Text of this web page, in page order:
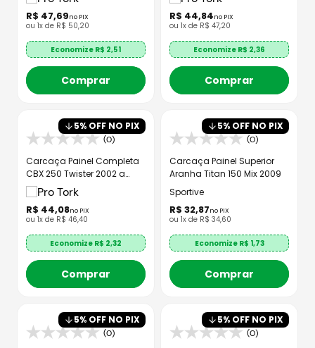
R$ 47,69no PIX
ou 1x de R$ 50,20
Economize R$ 2,51
Comprar
R$ 44,84no PIX
ou 1x de R$ 47,20
Economize R$ 2,36
Comprar
5% OFF NO PIX
(0)
Carcaça Painel Completa
CBX 250 Twister 2002 a
2008 Pro Tork
R$ 44,08no PIX
ou 1x de R$ 46,40
Economize R$ 2,32
Comprar
5% OFF NO PIX
(0)
Carcaça Painel Superior
Aranha Titan 150 Mix 2009
Sportive
R$ 32,87no PIX
ou 1x de R$ 34,60
Economize R$ 1,73
Comprar
5% OFF NO PIX
(0)
5% OFF NO PIX
(0)